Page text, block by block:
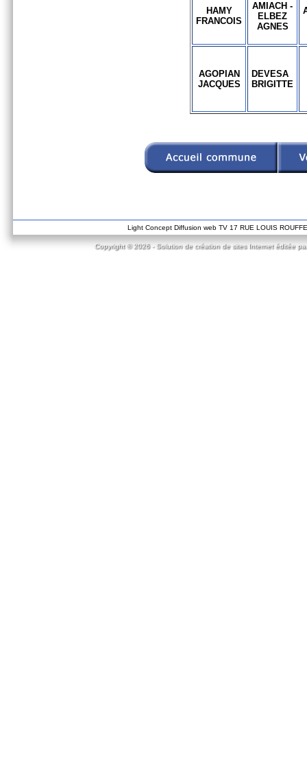
HAMY
FRANCOIS
AMIACH -
ELBEZ
AGNES
AGOPIAN
JACQUES
DEVESA
BRIGITTE
Light Concept Diffusion web TV 17 RUE LOUIS
Copyright © 2026 - Solution de création de sites Internet éditée